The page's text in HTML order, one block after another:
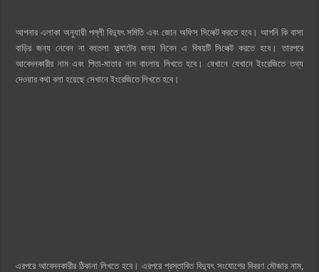
আপনার এলাকা অনুযায়ী পল্লী বিদ্যুৎ সমিতি এবং জোন অফিস সিলেক্ট করতে হবে। আপনি কি বাসা
বাড়ির জন্য নেবেন না বহুতলা ফ্ল্যাটের জন্য নিবেন এ বিষয়টি সিলেক্ট করতে হবে। তারপরে
আবেদনকারীর নাম এবং পিতা-মাতার নাম বাংলায় লিখতে হবে। যেখানে যেখানে ইংরেজিতে তথ্য
দেওয়ার কথা বলা হয়েছে সেখানে ইংরেজিতে লিখতে হবে।
এরপরে আবেদনকারীর ঠিকানা লিখতে হবে। এরপরে প্রস্তাবিত বিদ্যুৎ সংযোগের বিবরণ মৌজার নাম,